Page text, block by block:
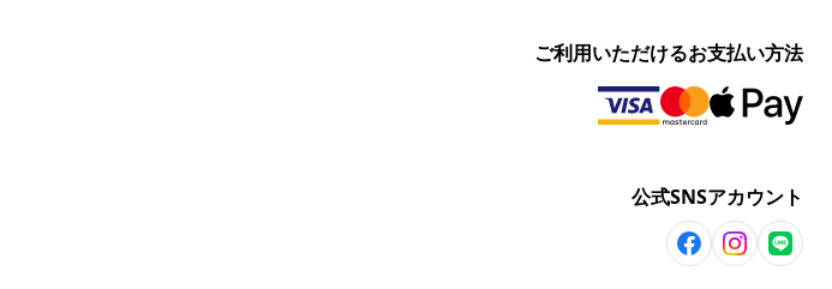
ご利用いただけるお支払い方法
公式SNSアカウント